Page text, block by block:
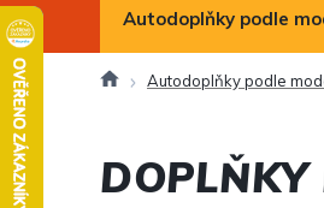
Autodoplňky podle
DomůAutodoplňky podle